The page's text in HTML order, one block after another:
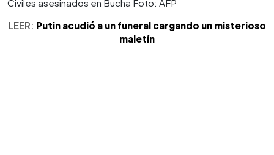
Civiles asesinados en Bucha Foto: AFP
LEER: Putin acudió a un funeral cargando un misterioso
maletín